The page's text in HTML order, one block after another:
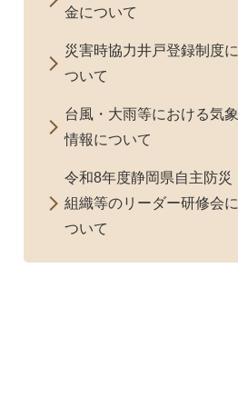
金について
災害時協力井戸登録制度に
ついて
台風・大雨等における気象
情報について
令和8年度静岡県自主防災
組織等のリーダー研修会に
ついて